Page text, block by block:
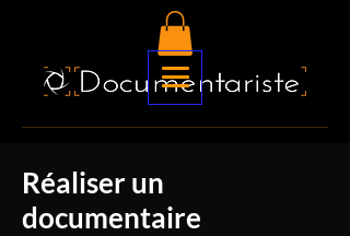
Réaliser un
documentaire